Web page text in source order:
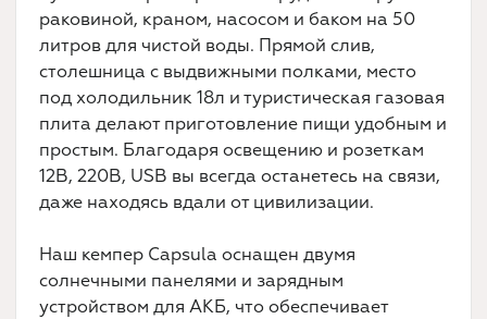
раковиной, краном, насосом и баком на 50
литров для чистой воды. Прямой слив,
столешница с выдвижными полками, место
под холодильник 18л и туристическая газовая
плита делают приготовление пищи удобным и
простым. Благодаря освещению и розеткам
12B, 220B, USB вы всегда останетесь на связи,
даже находясь вдали от цивилизации.
Наш кемпер Capsula оснащен двумя
солнечными панелями и зарядным
устройством для АКБ, что обеспечивает